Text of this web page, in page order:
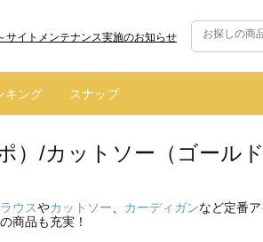
サイトメンテナンス実施のお知らせ
キング スナップ
）/カットソー（ゴールド
ウスやカットソー カーディガンなど定番
商品も充実！